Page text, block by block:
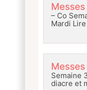
– Co
Mardi
Semaine
diacre et